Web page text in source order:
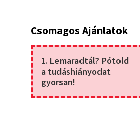
Csomagos Ajánlatok
1. Lemaradtál? Pótold
a tudáshiányodat
gyorsan!